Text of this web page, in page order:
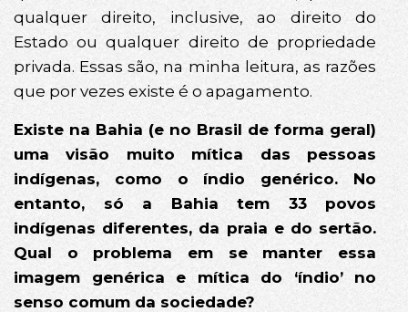
qualquer direito, inclusive, ao direito do
Estado ou qualquer direito de propriedade
privada. Essas são, na minha leitura, as razões
que por vezes existe é o apagamento.
Existe na Bahia (e no Brasil de forma geral)
uma visão muito mítica das pessoas
indígenas, como o índio genérico. No
entanto, só a Bahia tem 33 povos
indígenas diferentes, da praia e do sertão.
Qual o problema em se manter essa
imagem genérica e mítica do ‘índio’ no
senso comum da sociedade?